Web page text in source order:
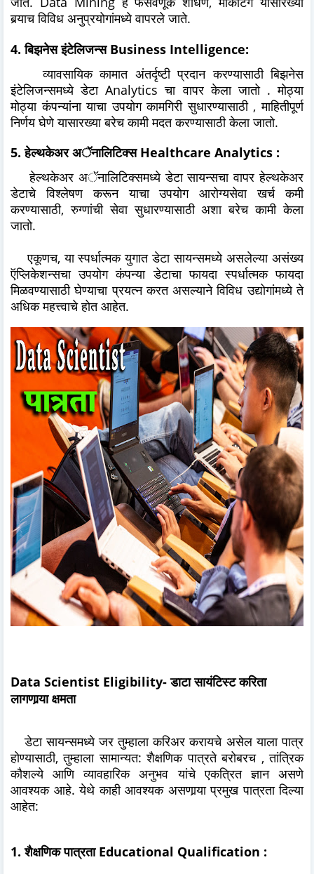
बर्‍याच विविध अनुप्रयोगांमध्ये वापरले जाते.
4. बिझनेस इंटेलिजन्स Business Intelligence:
व्यावसायिक कामात अंतर्दृष्टी प्रदान करण्यासाठी बिझनेस
इंटेलिजन्समध्ये डेटा Analytics चा वापर केला जातो . मोठ्या
मोठ्या कंपन्यांना याचा उपयोग कामगिरी सुधारण्यासाठी , माहितीपूर्ण
निर्णय घेणे यासारख्या बरेच कामी मदत करण्यासाठी केला जातो.
5. हेल्थकेअर अॅनालिटिक्स Healthcare Analytics :
हेल्थकेअर अॅनालिटिक्समध्ये डेटा सायन्सचा वापर हेल्थकेअर
डेटाचे विश्लेषण करून याचा उपयोग आरोग्यसेवा खर्च कमी
करण्यासाठी, रुग्णांची सेवा सुधारण्यासाठी अशा बरेच कामी केला
जातो.
एकूणच, या स्पर्धात्मक युगात डेटा सायन्समध्ये असलेल्या असंख्य
ऍप्लिकेशन्सचा उपयोग कंपन्या डेटाचा फायदा स्पर्धात्मक फायदा
मिळवण्यासाठी घेण्याचा प्रयत्न करत असल्याने विविध उद्योगांमध्ये ते
अधिक महत्त्वाचे होत आहेत.
Data Scientist Eligibility- डाटा सायंटिस्ट करिता
लागणार्‍या क्षमता
डेटा सायन्समध्ये जर तुम्हाला करिअर करायचे असेल याला पात्र
होण्यासाठी, तुम्हाला सामान्यत: शैक्षणिक पात्रते बरोबरच , तांत्रिक
कौशल्ये आणि व्यावहारिक अनुभव यांचे एकत्रित ज्ञान असणे
आवश्यक आहे. येथे काही आवश्यक असणार्‍या प्रमुख पात्रता दिल्या
आहेत:
1. शैक्षणिक पात्रता Educational Qualification :